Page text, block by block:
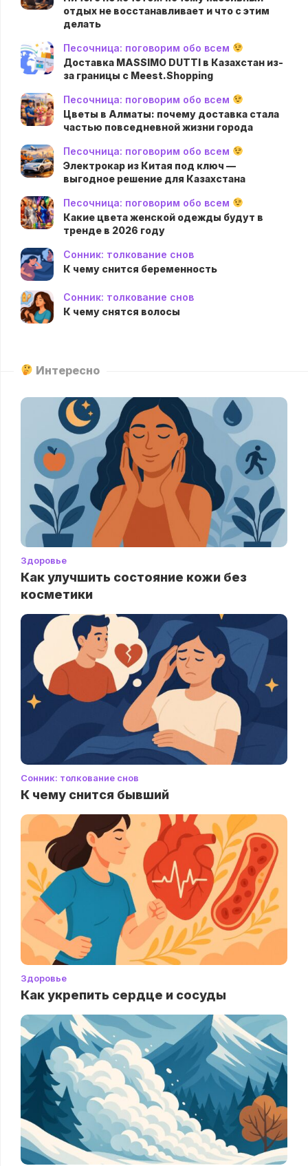
отдых не восстанавливает и что с этим
делать
Песочница: поговорим обо всем
Доставка MASSIMO DUTTI в Казахстан из-
за границы с Meest.Shopping
Песочница: поговорим обо всем
Цветы в Алматы: почему доставка стала
частью повседневной жизни города
Песочница: поговорим обо всем
Электрокар из Китая под ключ —
выгодное решение для Казахстана
Песочница: поговорим обо всем
Какие цвета женской одежды будут в
тренде в 2026 году
Сонник: толкование снов
К чему снится беременность
Сонник: толкование снов
К чему снятся волосы
Интересно
Здоровье
Как улучшить состояние кожи без
косметики
Сонник: толкование снов
К чему снится бывший
Здоровье
Как укрепить сердце и сосуды